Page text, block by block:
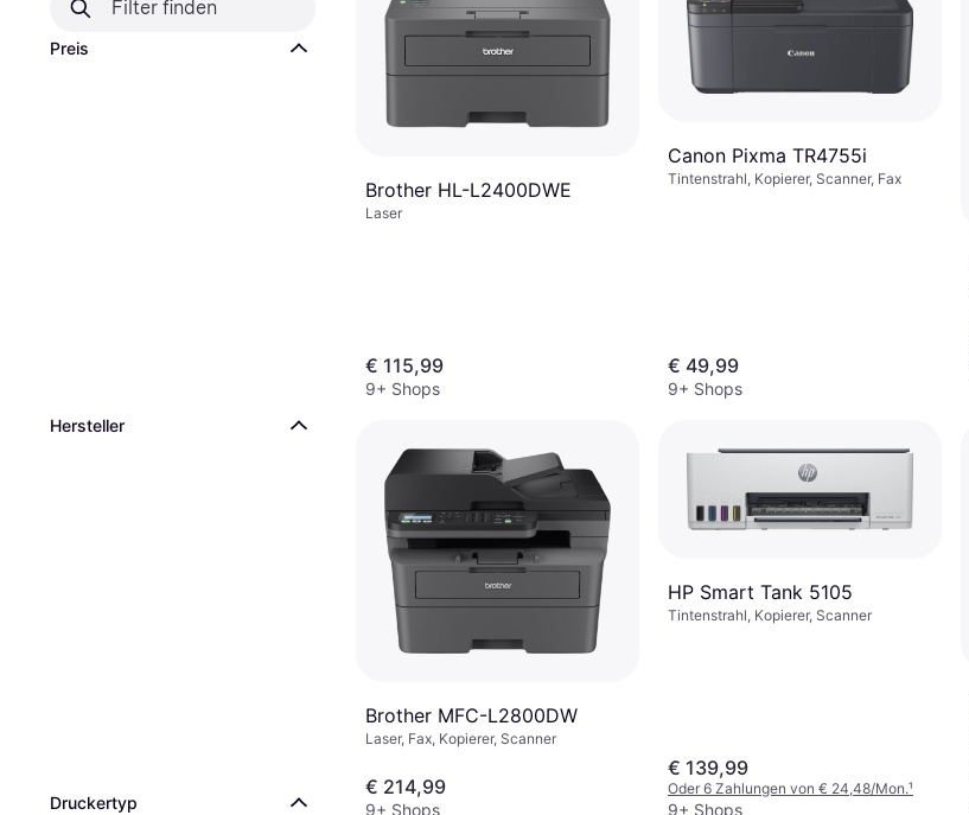
Preis
Hersteller
Druckertyp
Brother HL-L2400DWE
Laser
€ 115,99
9+ Shops
Canon Pixma TR4755i
Tintenstrahl, Kopierer, Scanner, Fax
€ 49,99
9+ Shops
Brother MFC-L2800DW
Laser, Fax, Kopierer, Scanner
€ 214,99
9+ Shops
HP Smart Tank 5105
Tintenstrahl, Kopierer, Scanner
€ 139,99
Oder 6 Zahlungen von € 24,48/Mon.¹
9+ Shops